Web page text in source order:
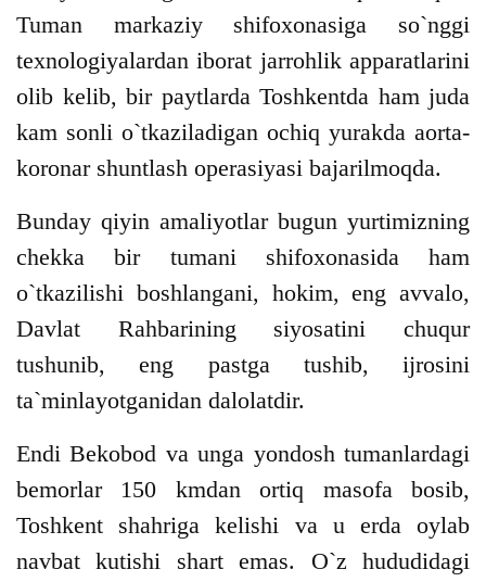
Tuman markaziy shifoxonasiga so`nggi
texnologiyalardan iborat jarrohlik apparatlarini
olib kelib, bir paytlarda Toshkentda ham juda
kam sonli o`tkaziladigan ochiq yurakda aorta-
koronar shuntlash operasiyasi bajarilmoqda.
Bunday qiyin amaliyotlar bugun yurtimizning
chekka bir tumani shifoxonasida ham
o`tkazilishi boshlangani, hokim, eng avvalo,
Davlat Rahbarining siyosatini chuqur
tushunib, eng pastga tushib, ijrosini
ta`minlayotganidan dalolatdir.
Endi Bekobod va unga yondosh tumanlardagi
bemorlar 150 kmdan ortiq masofa bosib,
Toshkent shahriga kelishi va u erda oylab
navbat kutishi shart emas. O`z hududidagi